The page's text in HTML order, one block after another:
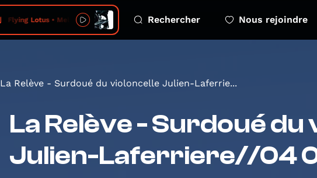
Flying Lotus • Melt! Rechercher Nous rejoindre
La Relève - Surdoué du violoncelle Julien-Laferrie...
La Relève - Surdoué du
Julien-Laferriere//04